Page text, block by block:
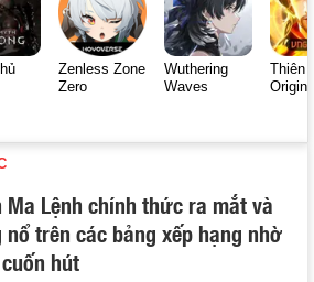
Zenless Zone
Zero
Wuthering
Waves
Thiên
Origin
Ma Lệnh chính thức ra mắt và
trên các bảng xếp hạng nhờ
hút